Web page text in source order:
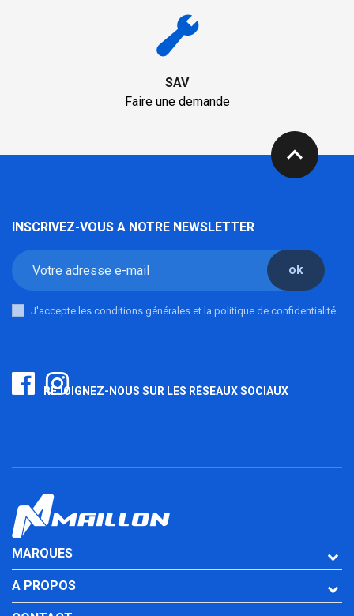
SAV
Faire une demande
expand_less
INSCRIVEZ-VOUS A NOTRE NEWSLETTER
ok
J'accepte les conditions générales et la politique de confidentialité
REJOIGNEZ-NOUS SUR LES RÉSEAUX SOCIAUX
MARQUES
A PROPOS